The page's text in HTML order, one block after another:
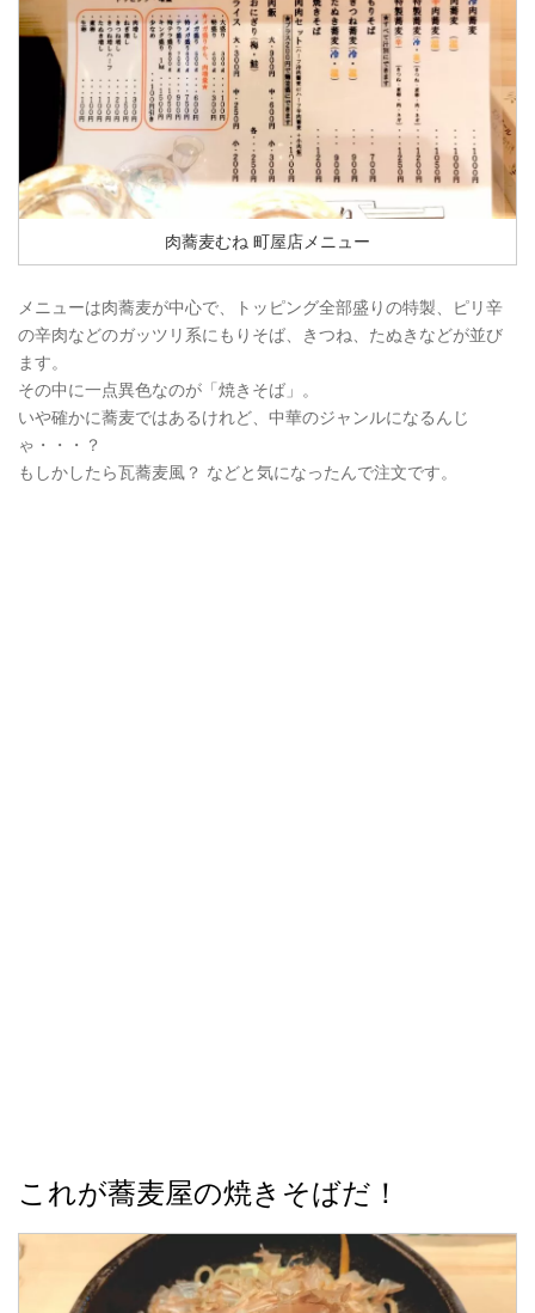
肉蕎麦むね 町屋店メニュー
メニューは肉蕎麦が中心で、トッピング全部盛りの特製、ピリ辛
の辛肉などのガッツリ系にもりそば、きつね、たぬきなどが並び
ます。
その中に一点異色なのが「焼きそば」。
いや確かに蕎麦ではあるけれど、中華のジャンルになるんじ
ゃ・・・？
もしかしたら瓦蕎麦風？ などと気になったんで注文です。
これが蕎麦屋の焼きそばだ！